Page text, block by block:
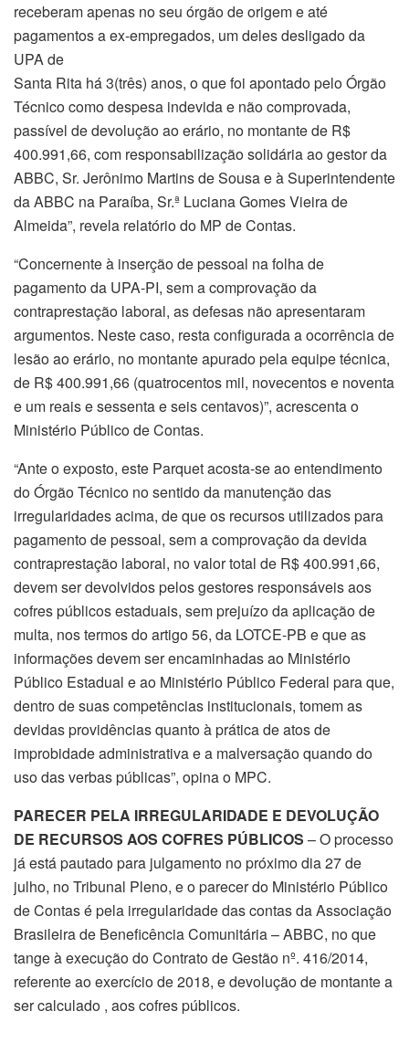
receberam apenas no seu órgão de origem e até
pagamentos a ex-empregados, um deles desligado da
UPA de
Santa Rita há 3(três) anos, o que foi apontado pelo Órgão
Técnico como despesa indevida e não comprovada,
passível de devolução ao erário, no montante de R$
400.991,66, com responsabilização solidária ao gestor da
ABBC, Sr. Jerônimo Martins de Sousa e à Superintendente
da ABBC na Paraíba, Sr.ª Luciana Gomes Vieira de
Almeida”, revela relatório do MP de Contas.
“Concernente à inserção de pessoal na folha de
pagamento da UPA-PI, sem a comprovação da
contraprestação laboral, as defesas não apresentaram
argumentos. Neste caso, resta configurada a ocorrência de
lesão ao erário, no montante apurado pela equipe técnica,
de R$ 400.991,66 (quatrocentos mil, novecentos e noventa
e um reais e sessenta e seis centavos)”, acrescenta o
Ministério Público de Contas.
“Ante o exposto, este Parquet acosta-se ao entendimento
do Órgão Técnico no sentido da manutenção das
irregularidades acima, de que os recursos utilizados para
pagamento de pessoal, sem a comprovação da devida
contraprestação laboral, no valor total de R$ 400.991,66,
devem ser devolvidos pelos gestores responsáveis aos
cofres públicos estaduais, sem prejuízo da aplicação de
multa, nos termos do artigo 56, da LOTCE-PB e que as
informações devem ser encaminhadas ao Ministério
Público Estadual e ao Ministério Público Federal para que,
dentro de suas competências institucionais, tomem as
devidas providências quanto à prática de atos de
improbidade administrativa e a malversação quando do
uso das verbas públicas”, opina o MPC.
PARECER PELA IRREGULARIDADE E DEVOLUÇÃO
DE RECURSOS AOS COFRES PÚBLICOS – O processo
já está pautado para julgamento no próximo dia 27 de
julho, no Tribunal Pleno, e o parecer do Ministério Público
de Contas é pela irregularidade das contas da Associação
Brasileira de Beneficência Comunitária – ABBC, no que
tange à execução do Contrato de Gestão nº. 416/2014,
referente ao exercício de 2018, e devolução de montante a
ser calculado , aos cofres públicos.